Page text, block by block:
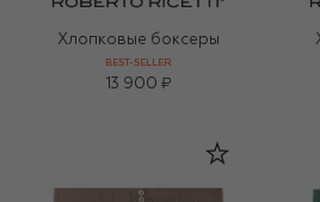
Хлопковые боксеры
BEST-SELLER
13 900 ₽